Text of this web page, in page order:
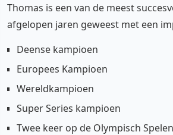
Thomas is een van de meest
afgelopen jaren geweest met een
Deense kampioen
Europees Kampioen
Wereldkampioen
Super Series kampioen
Twee keer op de Olympisch